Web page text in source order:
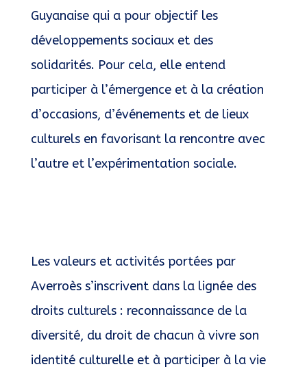
Guyanaise qui a pour objectif les
développements sociaux et des
solidarités. Pour cela, elle entend
participer à l’émergence et à la création
d’occasions, d’événements et de lieux
culturels en favorisant la rencontre avec
l’autre et l’expérimentation sociale.
Les valeurs et activités portées par
Averroès s’inscrivent dans la lignée des
droits culturels : reconnaissance de la
diversité, du droit de chacun à vivre son
identité culturelle et à participer à la vie